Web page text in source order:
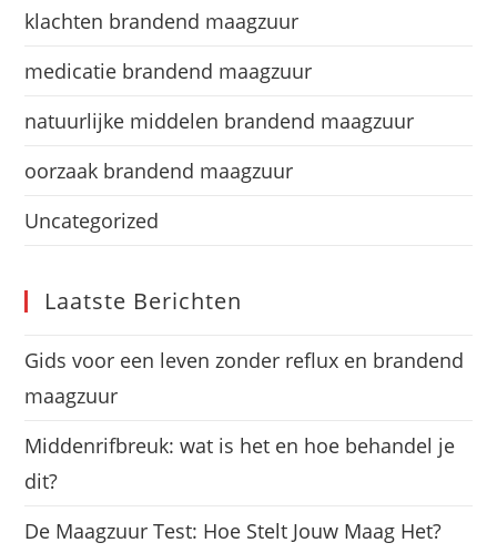
klachten brandend maagzuur
medicatie brandend maagzuur
natuurlijke middelen brandend maagzuur
oorzaak brandend maagzuur
Uncategorized
Laatste Berichten
Gids voor een leven zonder reflux en brandend
maagzuur
Middenrifbreuk: wat is het en hoe behandel je
dit?
De Maagzuur Test: Hoe Stelt Jouw Maag Het?